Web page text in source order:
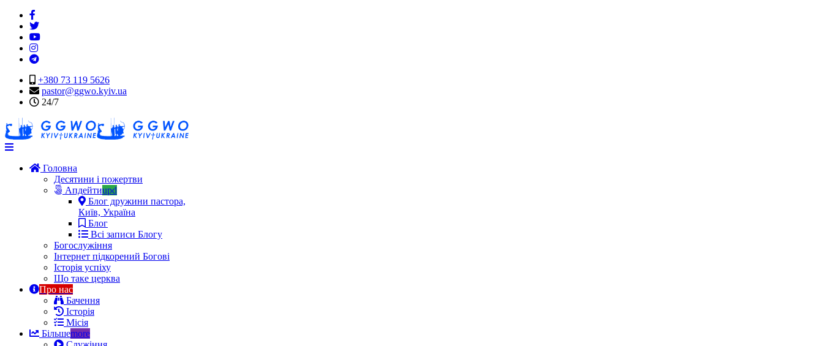
+380 73 119 5626
pastor@ggwo.kyiv.ua
24/7
Navigation
Головна
Десятини і пожертви
Апдейтиupd
Блог дружини пастора,
Київ, Україна
Блог
Всі записи Блогу
Богослужіння
Інтернет підкорений Богові
Історія успіху
Що таке церква
Про нас
Бачення
Історія
Місія
Більшеmore